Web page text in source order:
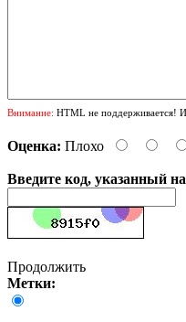
Внимание: HTML не поддерживается!
Оценка: Плохо
Введите код, указанный
Продолжить
Метки: